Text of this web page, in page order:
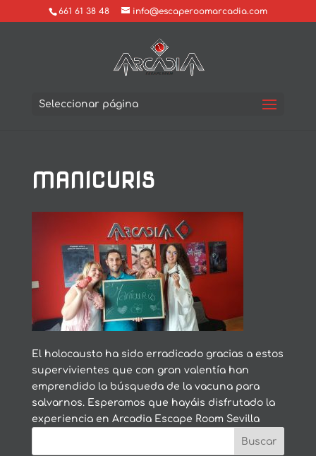
661 61 38 48 info@escaperoomarcadia.com
Seleccionar página
MANICURIS
El holocausto ha sido erradicado gracias a estos
supervivientes que con gran valentía han
emprendido la búsqueda de la vacuna para
salvarnos. Esperamos que hayáis disfrutado la
experiencia en Arcadia Escape Room Sevilla